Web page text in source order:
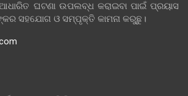
ଘଟଣା ଉପଲବ୍ଧ କରାଇବା ପାଇଁ ପ୍ରୟାସ
ସହଯୋଗ ଓ ସମ୍ପୃକ୍ତି କାମନା କରୁଛୁ।